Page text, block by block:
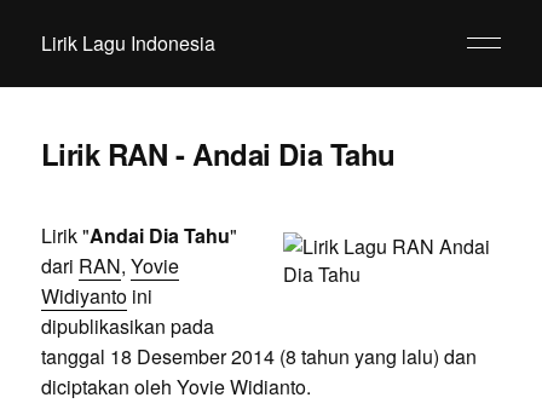
Lirik Lagu Indonesia
Lirik RAN - Andai Dia Tahu
Lirik "Andai Dia Tahu"
dari RAN, Yovie
Widiyantoini
dipublikasikan pada
tanggal 18 Desember 2014 (8 tahun yang lalu) dan
diciptakan oleh Yovie Widianto.